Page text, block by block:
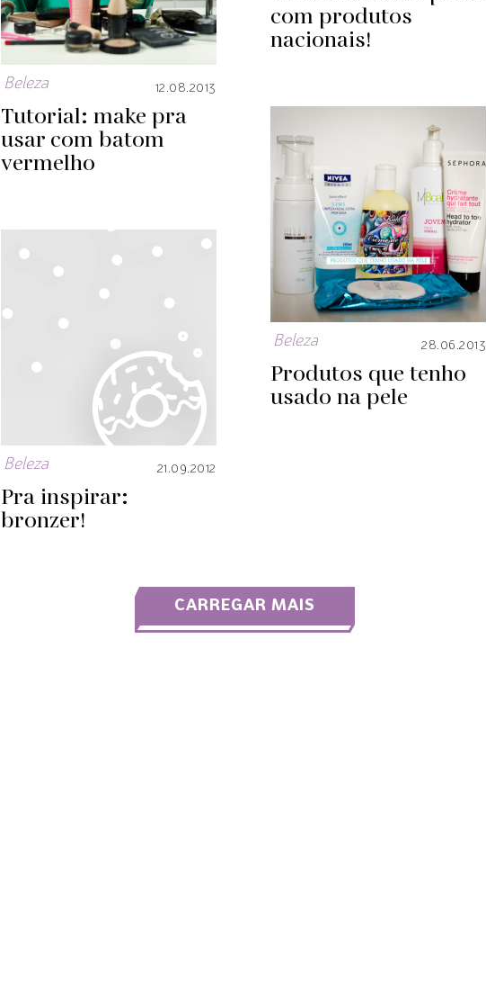
com produtos
nacionais!
Beleza 12.08.2013
Tutorial: make pra
usar com batom
vermelho
Beleza 28.06.2013
Produtos que tenho
usado na pele
Beleza 21.09.2012
Pra inspirar:
bronzer!
CARREGAR MAIS